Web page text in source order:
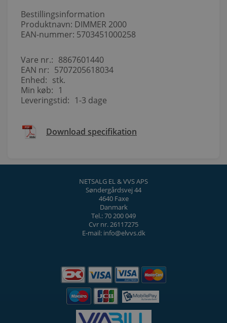
Bestillingsinformation
Produktnavn: DIMMER 2000
EAN-nummer: 5703451000258
Vare nr.: 8867601440
EAN nr: 5707205618034
Enhed: stk.
Min køb: 1
Leveringstid: 1-3 dage
Download specifikation
NETSALG EL & VVS APS
Søndergårdsvej 44
4640 Faxe
Danmark
Tel.: 70 200 049
Cvr nr. 26117275
E-mail: info@elvvs.dk